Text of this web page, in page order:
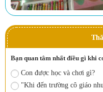
Bạn quan tâm nhất điều gì khi
Con được học và chơi gì?
"Khi đến trường cô giáo